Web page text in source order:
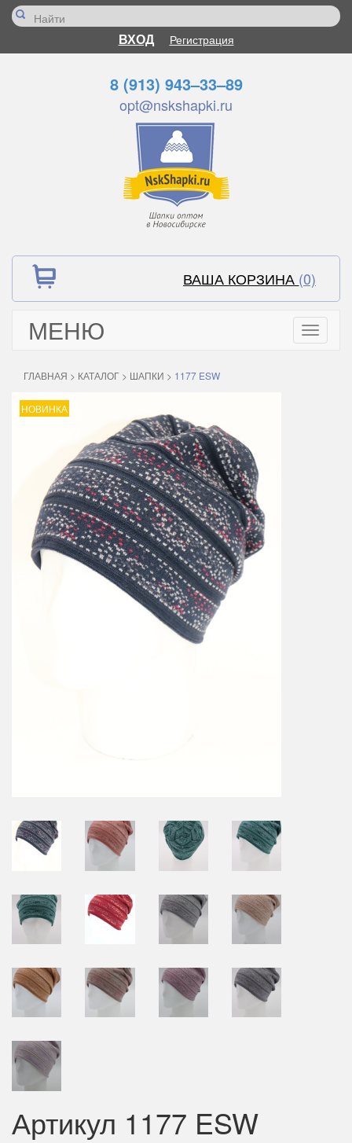
ВХОД Регистрация
8 (913) 943–33–89
opt@nskshapki.ru
ВАША КОРЗИНА (0)
МЕНЮ
Toggle
ГЛАВНАЯ > КАТАЛОГ > ШАПКИ > 1177 ESW
НОВИНКА
Артикул 1177 ESW